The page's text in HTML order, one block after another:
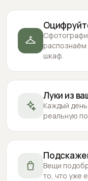
шкаф.
Луки из
Каждый
реальную
Вещи
то, что уже